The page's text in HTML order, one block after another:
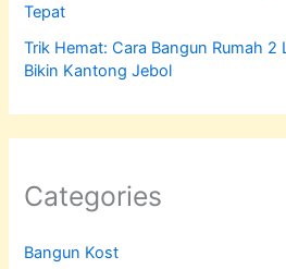
Tepat
Trik Hemat: Cara Bangun Rumah 2
Bikin Kantong Jebol
Categories
Bangun Kost